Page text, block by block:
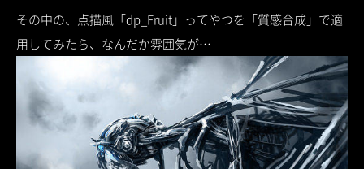
その中の、点描風「dp_Fruit」ってやつを「質感合成」で適
用してみたら、なんだか雰囲気が…